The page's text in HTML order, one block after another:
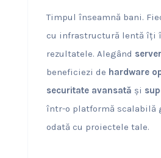
Timpul înseamnă bani.
cu infrastructură lentă îți
rezultatele. Alegând
beneficiezi de hardware
securitate avansată și
într-o platformă scalabilă
odată cu proiectele tale.